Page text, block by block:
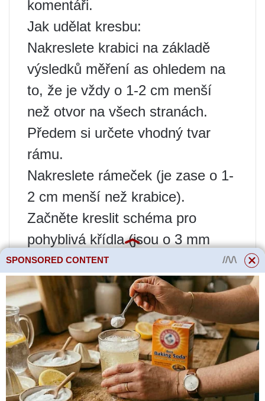
komentáři.
Jak udělat kresbu:
Nakreslete krabici na základě
výsledků měření as ohledem na
to, že je vždy o 1-2 cm menší
než otvor na všech stranách.
Předem si určete vhodný tvar
rámu.
Nakreslete rámeček (je zase o 1-
2 cm menší než krabice).
Začněte kreslit schéma pro
pohyblivá křídla (jsou o 3 mm
menší než rám).
Přečtěte si více
Paprika: tajemství
pěstování velkých
plodů
SPONSORED CONTENT